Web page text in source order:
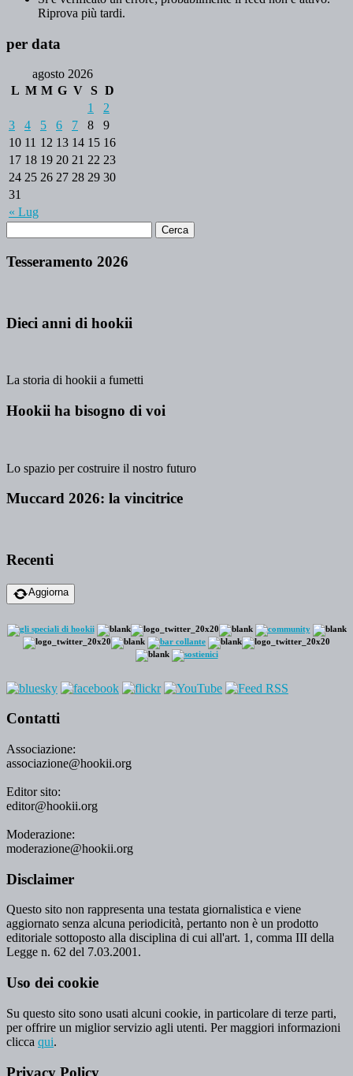
Riprova più tardi.
per data
agosto 2026
L M M G V S D
« Lug
1
2
3
4 5 6 7 8
9
10 11 12 13 14 15 16
17 18 19 20 21 22 23
24 25 26 27 28 29 30
31
Tesseramento 2026
Dieci anni di hookii
La storia di hookii a fumetti
Hookii ha bisogno di voi
Lo spazio per costruire il nostro futuro
Muccard 2026: la vincitrice
Recenti
Aggiorna
Contatti
Associazione:
associazione@hookii.org
Editor sito:
editor@hookii.org
Moderazione:
moderazione@hookii.org
Disclaimer
Questo sito non rappresenta una testata giornalistica e viene
aggiornato senza alcuna periodicità, pertanto non è un prodotto
editoriale sottoposto alla disciplina di cui all'art. 1, comma III della
Legge n. 62 del 7.03.2001.
Uso dei cookie
Su questo sito sono usati alcuni cookie, in particolare di terze parti,
per offrire un miglior servizio agli utenti. Per maggiori informazioni
clicca qui.
Privacy Policy